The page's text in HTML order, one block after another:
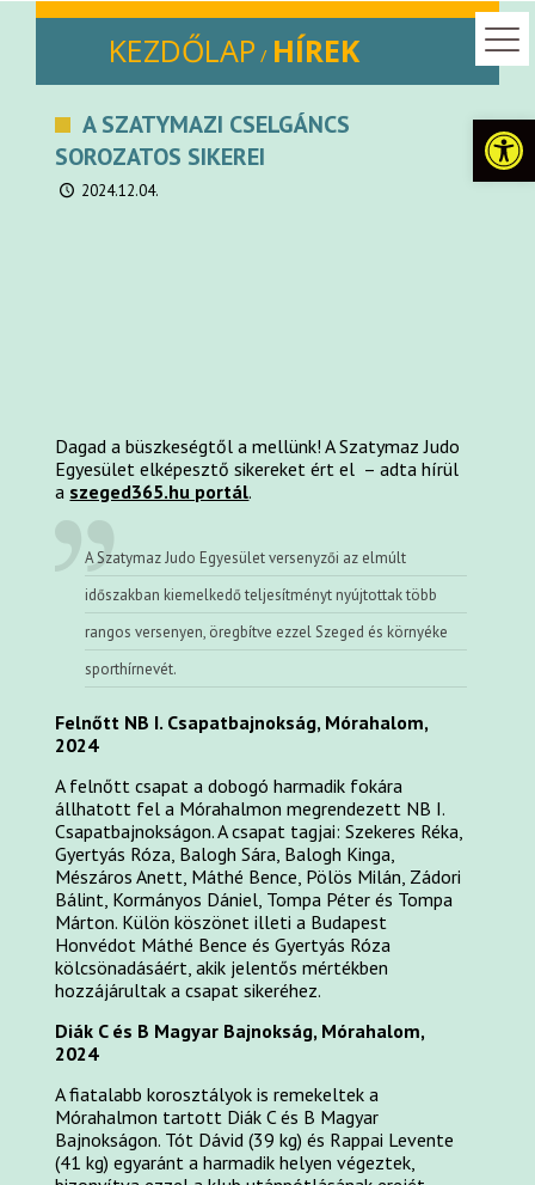
KEZDŐLAP / HÍREK
A SZATYMAZI CSELGÁNCS
SOROZATOS SIKEREI
2024.12.04.
Dagad a büszkeségtől a mellünk! A Szatymaz Judo
Egyesület elképesztő sikereket ért el – adta hírül
a szeged365.hu portál.
A Szatymaz Judo Egyesület versenyzői az elmúlt
időszakban kiemelkedő teljesítményt nyújtottak több
rangos versenyen, öregbítve ezzel Szeged és környéke
sporthírnevét.
Felnőtt NB I. Csapatbajnokság, Mórahalom,
2024
A felnőtt csapat a dobogó harmadik fokára
állhatott fel a Mórahalmon megrendezett NB I.
Csapatbajnokságon. A csapat tagjai: Szekeres Réka,
Gyertyás Róza, Balogh Sára, Balogh Kinga,
Mészáros Anett, Máthé Bence, Pölös Milán, Zádori
Bálint, Kormányos Dániel, Tompa Péter és Tompa
Márton. Külön köszönet illeti a Budapest
Honvédot Máthé Bence és Gyertyás Róza
kölcsönadásáért, akik jelentős mértékben
hozzájárultak a csapat sikeréhez.
Diák C és B Magyar Bajnokság, Mórahalom,
2024
A fiatalabb korosztályok is remekeltek a
Mórahalmon tartott Diák C és B Magyar
Bajnokságon. Tót Dávid (39 kg) és Rappai Levente
(41 kg) egyaránt a harmadik helyen végeztek,